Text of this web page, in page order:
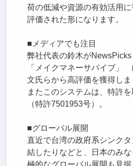
荷の低減や資源の有効活用に
評価された形になります。
■メディアでも注目
弊社代表の鈴木が
「メイクマネーサバイブ」
文氏らから高評価を獲得しま
またこのシステムは、特許
（特許7501953号）。
■グローバル展開
直近で台湾の政府系シンク
結したりなどと、日本のみ
極的なグローバル展開も見